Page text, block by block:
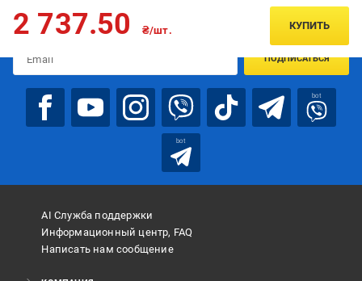
2 737.50 ₴/шт. КУПИТЬ
Подписывайтесь, чтобы узнавать первым об акцияx и
ПОДПИСАТЬСЯ
bot
bot
AI Служба поддержки
Информационный центр, FAQ
Написать нам сообщение